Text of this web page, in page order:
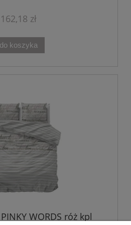
162,18 zł
do koszyka
WORDS róż kpl